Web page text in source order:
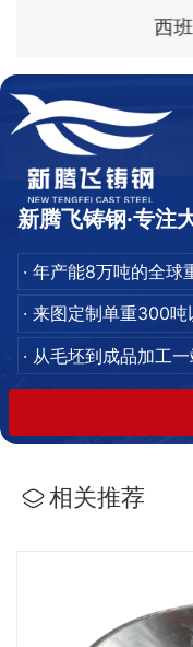
新腾飞铸钢·专注
· 年产能8万吨的全球
· 来图定制单重300吨
· 从毛坯到成品加工
相关推荐